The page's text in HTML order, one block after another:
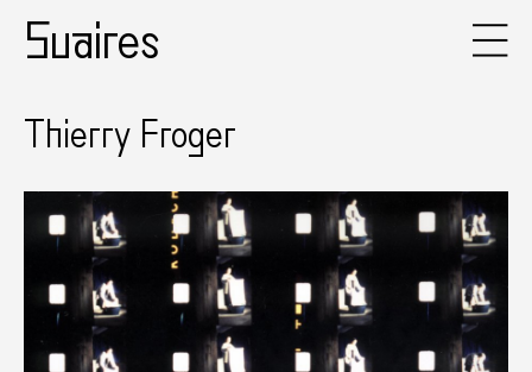
Suaires
Thierry Froger